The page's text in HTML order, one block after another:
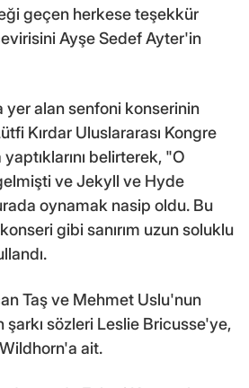
geçen herkese teşekkür
Ayşe Sedef Ayter'in
yer alan senfoni konserinin
Kırdar Uluslararası Kongre
belirterek, "O
ve Jekyll ve Hyde
oynamak nasip oldu. Bu
gibi sanırım uzun soluklu
Taş ve Mehmet Uslu'nun
sözleri Leslie Bricusse'ye,
ait.